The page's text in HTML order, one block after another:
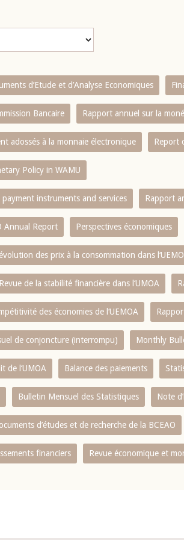
d’Etude et d’Analyse Economiques
Bancaire Rapport annuel sur la
adossés à la monnaie électronique Report
Policy in WAMU
instruments and services Rapport
Annual Report Perspectives économiques
des prix à la consommation dans
Revue de la stabilité financière dans l‘UMOA
des économies de l‘UEMOA
de conjoncture (interrompu) Monthly
de l‘UMOA Balance des paiements
Bulletin Mensuel des Statistiques Note
d’études et de recherche de la BCEAO
financiers Revue économique et